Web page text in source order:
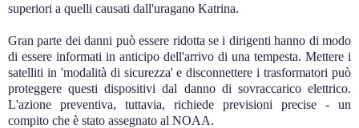
superiori a quelli causati dall'uragano Katrina.
Gran parte dei danni può essere ridotta se i dirigenti hanno di modo
di essere informati in anticipo dell'arrivo di una tempesta. Mettere i
satelliti in 'modalità di sicurezza' e disconnettere i trasformatori può
proteggere questi dispositivi dal danno di sovraccarico elettrico.
L'azione preventiva, tuttavia, richiede previsioni precise - un
compito che è stato assegnato al NOAA.